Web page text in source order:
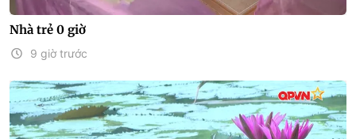
Nhà trẻ 0 giờ
9 giờ trước